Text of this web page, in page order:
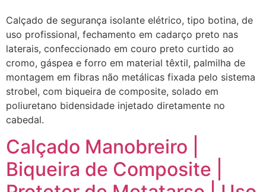
Calçado de segurança isolante elétrico, tipo botina, de
uso profissional, fechamento em cadarço preto nas
laterais, confeccionado em couro preto curtido ao
cromo, gáspea e forro em material têxtil, palmilha de
montagem em fibras não metálicas fixada pelo sistema
strobel, com biqueira de composite, solado em
poliuretano bidensidade injetado diretamente no
cabedal.
Calçado Manobreiro |
Biqueira de Composite |